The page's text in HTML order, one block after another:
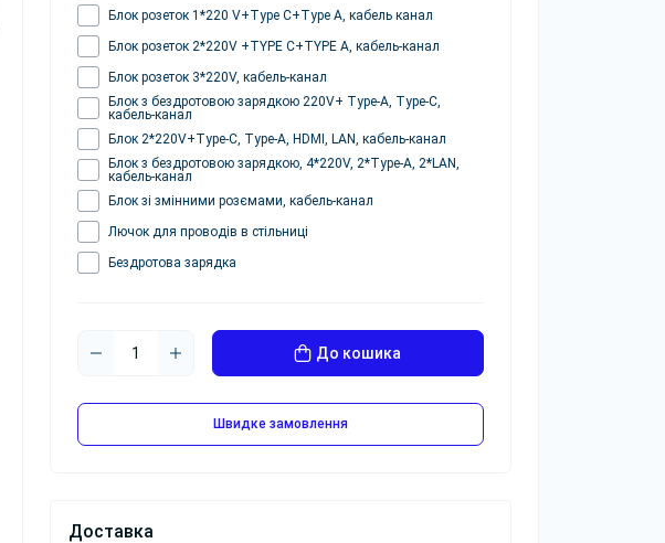
Блок розеток 1*220 V+Type C+Type A, кабель канал
Блок розеток 2*220V +TYPE C+TYPE A, кабель-канал
Блок розеток 3*220V, кабель-канал
Блок з бездротовою зарядкою 220V+ Type-A, Type-C,
кабель-канал
Блок 2*220V+Type-C, Type-A, HDMI, LAN, кабель-канал
Блок з бездротовою зарядкою, 4*220V, 2*Type-A, 2*LAN,
кабель-канал
Блок зі змінними розємами, кабель-канал
Лючок для проводів в стільниці
Бездротова зарядка
До кошика
Швидке замовлення
Доставка